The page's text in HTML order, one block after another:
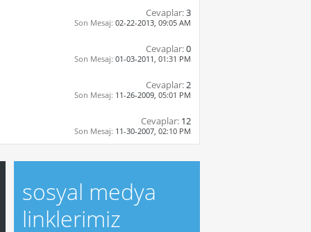
Cevaplar:3
Son Mesaj: 02-22-2013, 09:05 AM
Cevaplar:0
Son Mesaj: 01-03-2011, 01:31 PM
Cevaplar:2
Son Mesaj: 11-26-2009, 05:01 PM
Cevaplar: 12
Son Mesaj: 11-30-2007, 02:10 PM
sosyal medya
linklerimiz